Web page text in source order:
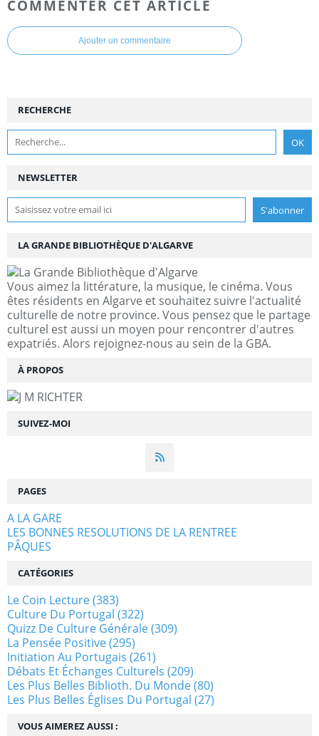
COMMENTER CET ARTICLE
Ajouter un commentaire
NEWSLETTER
SUIVEZ-MOI
RECHERCHE
LA GRANDE BIBLIOTHÈQUE D'ALGARVE
Vous aimez la littérature, la musique, le cinéma. Vous
êtes résidents en Algarve et souhaitez suivre l'actualité
culturelle de notre province. Vous pensez que le partage
culturel est aussi un moyen pour rencontrer d'autres
expatriés. Alors rejoignez-nous au sein de la GBA.
À PROPOS
VOUS AIMEREZ AUSSI :
PAGES
A LA GARE
LES BONNES RESOLUTIONS DE LA RENTREE
PÂQUES
CATÉGORIES
Le Coin Lecture(383)
Culture Du Portugal (322)
Quizz De Culture Générale(309)
La Pensée Positive(295)
Initiation Au Portugais (261)
Débats Et Échanges Culturels (209)
Les Plus Belles Biblioth. Du Monde(80)
Les Plus Belles Églises Du Portugal (27)